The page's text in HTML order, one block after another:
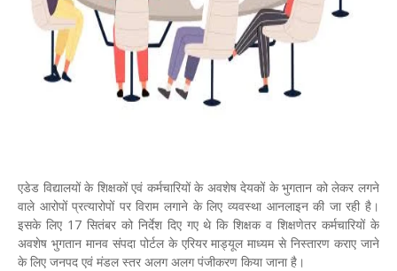
एडेड विद्यालयों के शिक्षकों एवं कर्मचारियों के अवशेष देयकों के भुगतान को लेकर लगने
वाले आरोपों प्रत्यारोपों पर विराम लगाने के लिए व्यवस्था आनलाइन की जा रही है।
इसके लिए 17 सितंबर को निर्देश दिए गए थे कि शिक्षक व शिक्षणेतर कर्मचारियों के
अवशेष भुगतान मानव संपदा पोर्टल के एरियर माड्यूल माध्यम से निस्तारण कराए जाने
के लिए जनपद एवं मंडल स्तर अलग अलग पंजीकरण किया जाना है।